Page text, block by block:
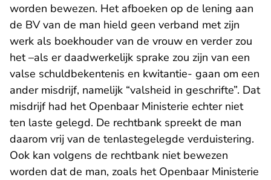
worden bewezen. Het afboeken op de lening aan
de BV van de man hield geen verband met zijn
werk als boekhouder van de vrouw en verder zou
het –als er daadwerkelijk sprake zou zijn van een
valse schuldbekentenis en kwitantie- gaan om een
ander misdrijf, namelijk “valsheid in geschrifte”. Dat
misdrijf had het Openbaar Ministerie echter niet
ten laste gelegd. De rechtbank spreekt de man
daarom vrij van de tenlastegelegde verduistering.
Ook kan volgens de rechtbank niet bewezen
worden dat de man, zoals het Openbaar Ministerie